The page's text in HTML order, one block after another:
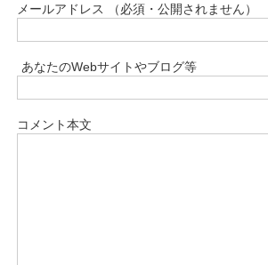
メールアドレス （必須・公開されません）
あなたのWebサイトやブログ等
コメント本文